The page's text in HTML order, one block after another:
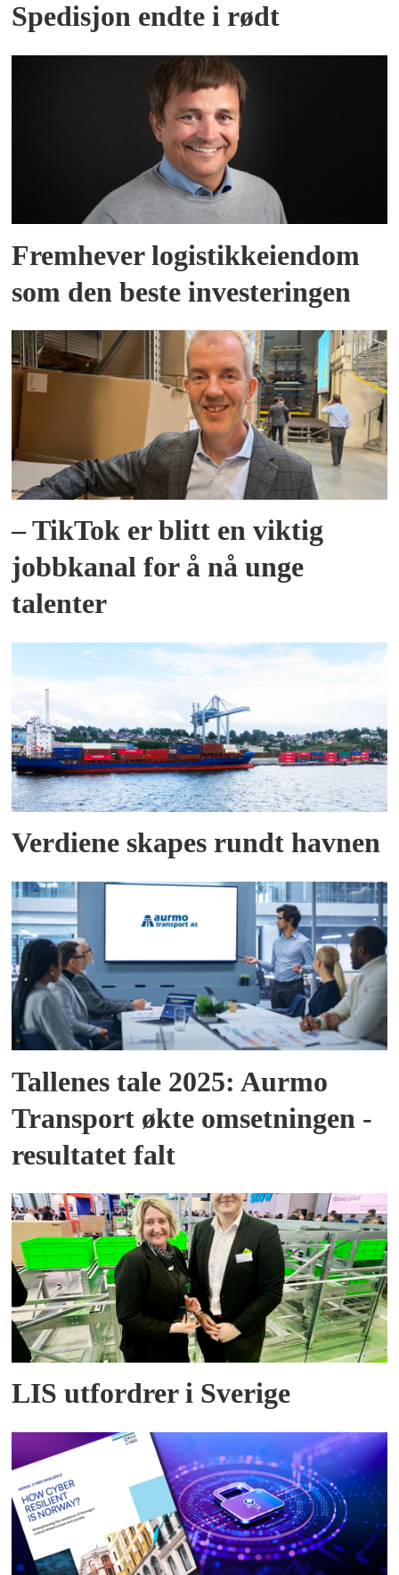
Spedisjon endte i rødt
Fremhever logistikkeiendom
som den beste investeringen
– TikTok er blitt en viktig
jobbkanal for å nå unge
talenter
Verdiene skapes rundt havnen
Tallenes tale 2025: Aurmo
Transport økte omsetningen -
resultatet falt
LIS utfordrer i Sverige